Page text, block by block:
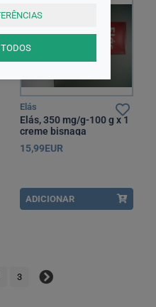
Elás
Elás, 350 mg/g-100 g x 1
creme bisnaga
15,99EUR
ADICIONAR
3